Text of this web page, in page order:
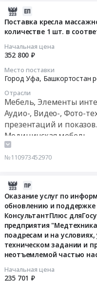
Поставка кресла
количестве 1 шт. в
Начальная цена
352 800 ₽
Место поставки
Город Уфа, Башкортостан
Отрасли
Мебель, Элементы
Аудио-, Видео-, Фото-
презентаций и
Медицинская мебель
№110973452970
Оказание услуг по
обновлению и
КонсультантПлюс
предприятия
поадресам и на
техническом задании и
неотъемлемой частью
Начальная цена
235 701 ₽